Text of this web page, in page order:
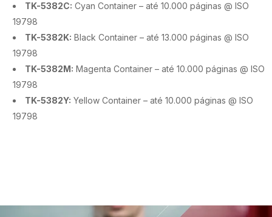
TK-5382C: Cyan Container – até 10.000 páginas @ ISO
19798
TK-5382K: Black Container – até 13.000 páginas @ ISO
19798
TK-5382M: Magenta Container – até 10.000 páginas @ ISO
19798
TK-5382Y: Yellow Container – até 10.000 páginas @ ISO
19798